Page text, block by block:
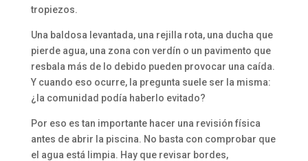
tropiezos.
Una baldosa levantada, una rejilla rota, una ducha que
pierde agua, una zona con verdín o un pavimento que
resbala más de lo debido pueden provocar una caída.
Y cuando eso ocurre, la pregunta suele ser la misma:
¿la comunidad podía haberlo evitado?
Por eso es tan importante hacer una revisión física
antes de abrir la piscina. No basta con comprobar que
el agua está limpia. Hay que revisar bordes,